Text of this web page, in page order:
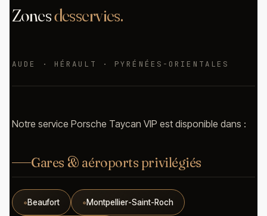
Zonesdesservies.
AUDE · HÉRAULT · PYRÉNÉES-ORIENTALES
Notre service Porsche Taycan VIP est disponible dans :
Gares & aéroports privilégiés
Beaufort Montpellier-Saint-Roch